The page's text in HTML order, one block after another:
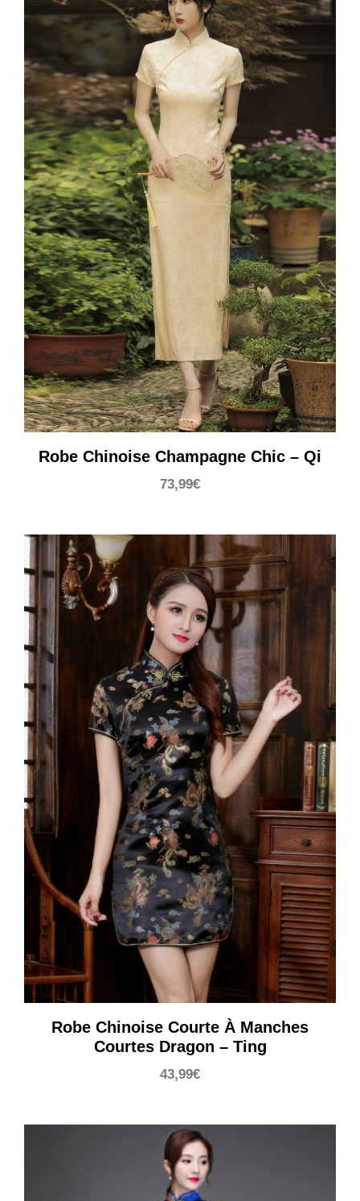
Robe Chinoise Champagne Chic – Qi
73,99€
Robe Chinoise Courte À Manches
Courtes Dragon – Ting
43,99€